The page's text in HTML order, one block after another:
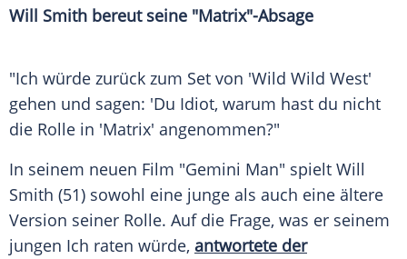
Will Smith bereut seine "Matrix"-Absage
"Ich würde zurück zum Set von 'Wild Wild West'
gehen und sagen: 'Du Idiot, warum hast du nicht
die Rolle in 'Matrix' angenommen?"
In seinem neuen Film "Gemini Man" spielt Will
Smith (51) sowohl eine junge als auch eine ältere
Version seiner Rolle. Auf die Frage, was er seinem
jungen Ich raten würde, antwortete der